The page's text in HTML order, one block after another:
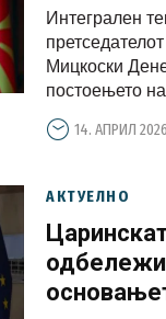
во еден
Интегрален
Мицкоски
постоењето
14. АПРИЛ
АКТУЕЛНО
одбележи